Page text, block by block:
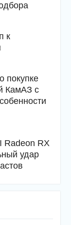
к
покупке
КамАЗ с
Radeon RX
удар